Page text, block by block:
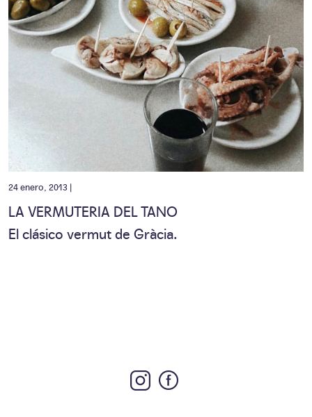
24 enero, 2013 |
LA VERMUTERIA DEL TANO
El clásico vermut de Gràcia.